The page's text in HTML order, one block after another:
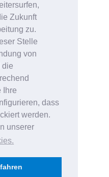
Zukunft
zu.
Stelle
von
die
Ihre
dass
werden.
unserer
.